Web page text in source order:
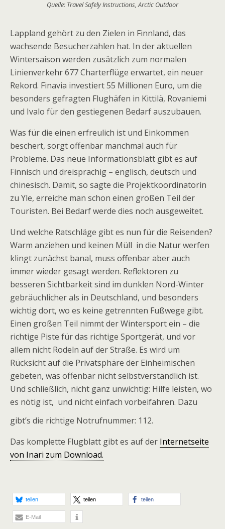
Quelle: Travel Safely Instructions, Arctic Outdoor
Lappland gehört zu den Zielen in Finnland, das
wachsende Besucherzahlen hat. In der aktuellen
Wintersaison werden zusätzlich zum normalen
Linienverkehr 677 Charterflüge erwartet, ein neuer
Rekord. Finavia investiert 55 Millionen Euro, um die
besonders gefragten Flughäfen in Kittilä, Rovaniemi
und Ivalo für den gestiegenen Bedarf auszubauen.
Was für die einen erfreulich ist und Einkommen
beschert, sorgt offenbar manchmal auch für
Probleme. Das neue Informationsblatt gibt es auf
Finnisch und dreisprachig – englisch, deutsch und
chinesisch. Damit, so sagte die Projektkoordinatorin
zu Yle, erreiche man schon einen großen Teil der
Touristen. Bei Bedarf werde dies noch ausgeweitet.
Und welche Ratschläge gibt es nun für die Reisenden?
Warm anziehen und keinen Müll in die Natur werfen
klingt zunächst banal, muss offenbar aber auch
immer wieder gesagt werden. Reflektoren zu
besseren Sichtbarkeit sind im dunklen Nord-Winter
gebräuchlicher als in Deutschland, und besonders
wichtig dort, wo es keine getrennten Fußwege gibt.
Einen großen Teil nimmt der Wintersport ein – die
richtige Piste für das richtige Sportgerät, und vor
allem nicht Rodeln auf der Straße. Es wird um
Rücksicht auf die Privatsphäre der Einheimischen
gebeten, was offenbar nicht selbstverständlich ist.
Und schließlich, nicht ganz unwichtig: Hilfe leisten, wo
es nötig ist, und nicht einfach vorbeifahren. Dazu
gibt’s die richtige Notrufnummer: 112.
Das komplette Flugblatt gibt es auf der Internetseite
von Inari zum Download.
teilen teilen teilen
E-Mail